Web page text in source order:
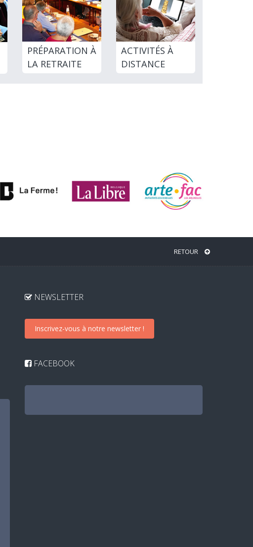
PRÉPARATION À
LA RETRAITE
ACTIVITÉS À
DISTANCE
RETOUR
NEWSLETTER
Inscrivez-vous à notre newsletter !
FACEBOOK